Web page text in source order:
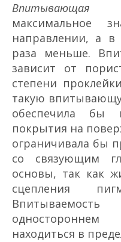
Впитывающая
максимальное
направлении, а
раза меньше.
зависит от
степени
такую
обеспечила бы
покрытия на
ограничивала бы
со связующим
основы, так как
сцепления
находиться в